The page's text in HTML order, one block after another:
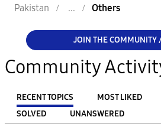
Pakistan Others
JOIN THE COMMUNITY
Community
RECENT TOPICS MOST LIKED
SOLVED
UNANSWERED